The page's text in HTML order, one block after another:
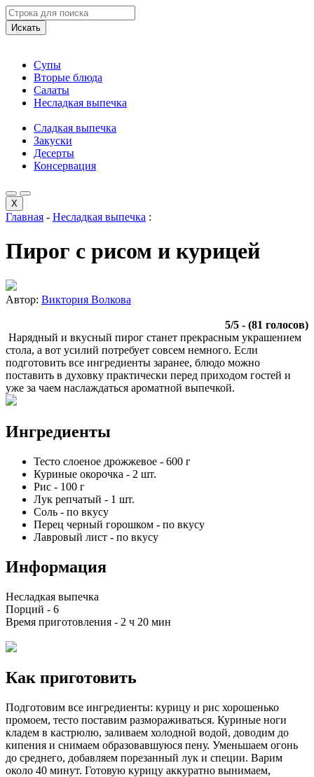
Искать
Супы
Вторые блюда
Салаты
Несладкая выпечка
Сладкая выпечка
Закуски
Десерты
Консервация
X
Главная - Несладкая выпечка :
Пирог с рисом и курицей
Автор: Виктория Волкова
5/5 - (81 голосов)
Нарядный и вкусный пирог станет прекрасным украшением
стола, а вот усилий потребует совсем немного. Если
подготовить все ингредиенты заранее, блюдо можно
поставить в духовку практически перед приходом гостей и
уже за чаем наслаждаться ароматной выпечкой.
Ингредиенты
Тесто слоеное дрожжевое - 600 г
Куриные окорочка - 2 шт.
Рис - 100 г
Лук репчатый - 1 шт.
Соль - по вкусу
Перец черный горошком - по вкусу
Лавровый лист - по вкусу
Информация
Несладкая выпечка
Порций - 6
Время приготовления - 2 ч 20 мин
Как приготовить
Подготовим все ингредиенты: курицу и рис хорошенько
промоем, тесто поставим размораживаться. Куриные ноги
кладем в кастрюлю, заливаем холодной водой, доводим до
кипения и снимаем образовавшуюся пену. Уменьшаем огонь
до среднего, добавляем порезанный лук и специи. Варим
около 40 минут. Готовую курицу аккуратно вынимаем,